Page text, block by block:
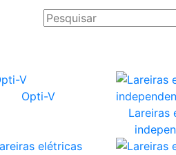
Opti-V
Lareiras